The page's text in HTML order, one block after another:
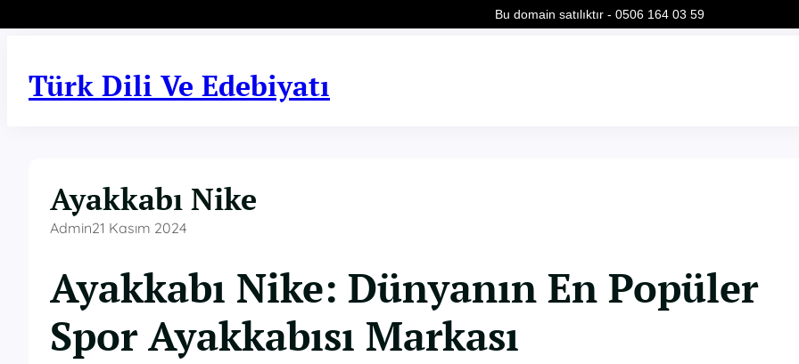
Türk Dili Ve Edebiyatı
Ayakkabı Nike
Admin21 Kasım 2024
Ayakkabı Nike: Dünyanın En Popüler
Spor Ayakkabısı Markası
Bu domain satılıktır - 0506 164 03 59